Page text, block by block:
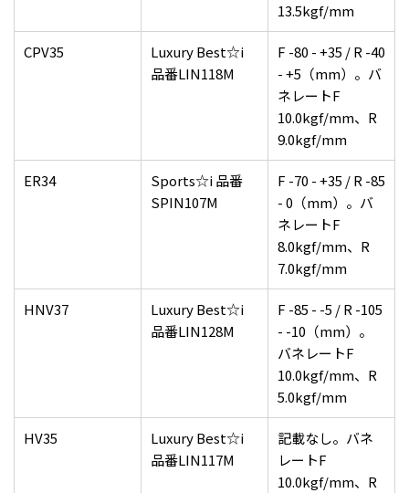
13.5kgf/mm
CPV35
Luxury Best☆i
品番LIN118M
F -80 - +35 / R -40
- +5（mm）。バ
ネレートF
10.0kgf/mm、R
9.0kgf/mm
ER34
Sports☆i 品番
SPIN107M
F -70 - +35 / R -85
- 0（mm）。バ
ネレートF
8.0kgf/mm、R
7.0kgf/mm
HNV37
Luxury Best☆i
品番LIN128M
F -85 - -5 / R -105
- -10（mm）。
バネレートF
10.0kgf/mm、R
5.0kgf/mm
HV35
Luxury Best☆i
品番LIN117M
記載なし。バネ
レートF
10.0kgf/mm、R